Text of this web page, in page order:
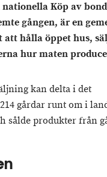
nationella Köp av
gången, är en
att hålla öppet hus,
hur maten
kan delta i det
gårdar runt om i
sålde produkter från